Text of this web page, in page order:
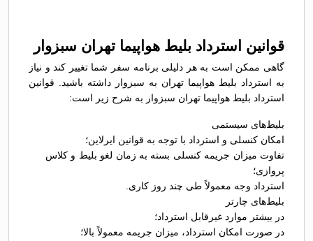
قوانین استرداد بلیط هواپیما تهران سبزوار
گاهی ممکن است به هر دلیلی برنامه سفر شما تغییر کند و نیاز
به استرداد بلیط هواپیما تهران به سبزوار داشته باشید. قوانین
استرداد بلیط هواپیما تهران سبزوار به شرح زیر است:
بلیط‌های سیستمی
امکان کنسلی و استرداد با توجه به قوانین ایرلاین؛
تفاوت میزان جریمه کنسلی بسته به زمان لغو بلیط و کلاس
پروازی؛
استرداد وجه معمولاً طی چند روز کاری.
بلیط‌های چارتر
در بیشتر موارد غیرقابل استرداد؛
در صورت امکان استرداد، میزان جریمه معمولاً بالا؛